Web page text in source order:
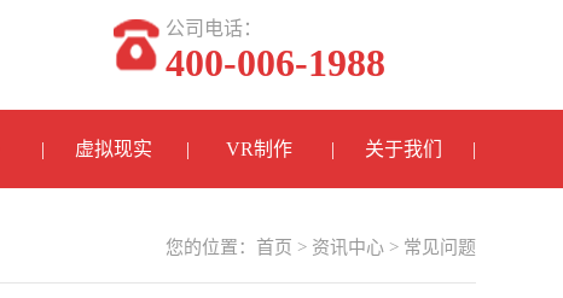
公司电话：
400-006-1988
虚拟现实 VR制作 关于我们
您的位置： 首页 > 资讯中心 > 常见问题